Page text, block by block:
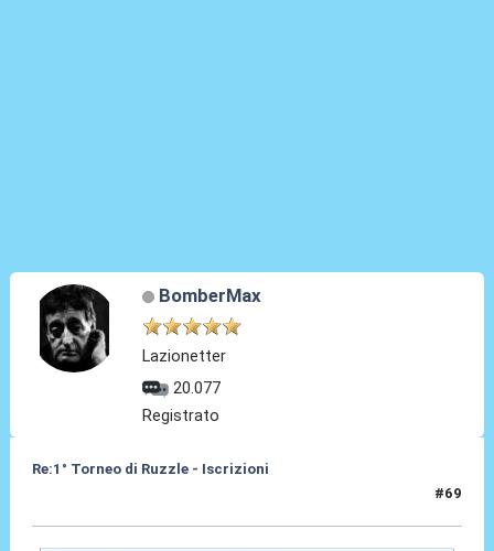
BomberMax
Lazionetter
20.077
Registrato
Re:1° Torneo di Ruzzle - Iscrizioni
#69